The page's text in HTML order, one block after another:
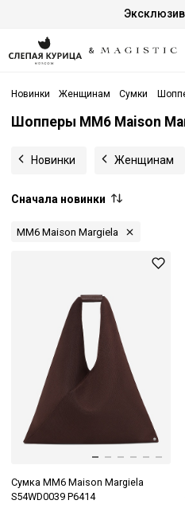
Новинки Женщинам Сумки
Шопперы MM6 Maison
Новинки Женщинам
Сначала новинки
MM6 Maison Margiela
Сумка MM6 Maison Margiela
S54WD0039 P6414